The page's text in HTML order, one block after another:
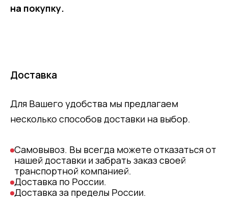
на покупку.
Доставка
Для Вашего удобства мы предлагаем
несколько способов доставки на выбор.
Самовывоз. Вы всегда можете отказаться от
нашей доставки и забрать заказ своей
транспортной компанией.
Доставка по России.
Доставка за пределы России.